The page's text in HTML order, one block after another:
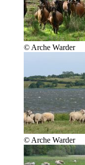
© Arche Warder
© Arche Warder